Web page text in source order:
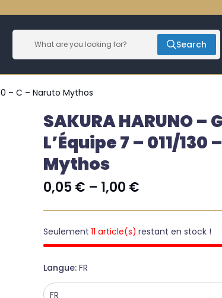
Search
– C – Naruto Mythos
SAKURA HARUNO –
L’Équipe 7 – 011/130
Mythos
0,05€ – 1,00 €
Seulement 11 article(s) restant en stock !
Langue FR